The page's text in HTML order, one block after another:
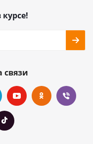
курсе!
связи